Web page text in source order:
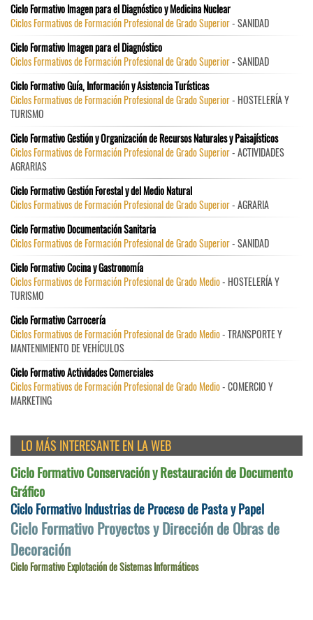
Ciclo Formativo Imagen para el Diagnóstico y Medicina Nuclear
Ciclos Formativos de Formación Profesional de Grado Superior- SANIDAD
Ciclo Formativo Imagen para el Diagnóstico
Ciclos Formativos de Formación Profesional de Grado Superior- SANIDAD
Ciclo Formativo Guía, Información y Asistencia Turísticas
Ciclos Formativos de Formación Profesional de Grado Superior- HOSTELERÍA Y
TURISMO
Ciclo Formativo Gestión y Organización de Recursos Naturales y Paisajísticos
Ciclos Formativos de Formación Profesional de Grado Superior- ACTIVIDADES
AGRARIAS
Ciclo Formativo Gestión Forestal y del Medio Natural
Ciclos Formativos de Formación Profesional de Grado Superior- AGRARIA
Ciclo Formativo Documentación Sanitaria
Ciclos Formativos de Formación Profesional de Grado Superior- SANIDAD
Ciclo Formativo Cocina y Gastronomía
Ciclos Formativos de Formación Profesional de Grado Medio- HOSTELERÍA Y
TURISMO
Ciclo Formativo Carrocería
Ciclos Formativos de Formación Profesional de Grado Medio- TRANSPORTE Y
MANTENIMIENTO DE VEHÍCULOS
Ciclo Formativo Actividades Comerciales
Ciclos Formativos de Formación Profesional de Grado Medio- COMERCIO Y
MARKETING
LO MÁS INTERESANTE EN LA WEB
Ciclo Formativo Conservación y Restauración de Documento
Gráfico
Ciclo Formativo Industrias de Proceso de Pasta y Papel
Ciclo Formativo Proyectos y Dirección de Obras de
Decoración
Ciclo Formativo Explotación de Sistemas Informáticos